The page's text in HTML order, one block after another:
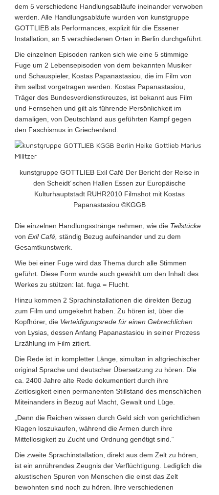
dem 5 verschiedene Handlungsabläufe ineinander verwoben
werden. Alle Handlungsabläufe wurden von kunstgruppe
GOTTLIEB als Performances, explizit für die Essener
Installation, an 5 verschiedenen Orten in Berlin durchgeführt.
Die einzelnen Episoden ranken sich wie eine 5 stimmige
Fuge um 2 Lebensepisoden von dem bekannten Musiker
und Schauspieler, Kostas Papanastasiou, die im Film von
ihm selbst vorgetragen werden. Kostas Papanastasiou,
Träger des Bundesverdienstkreuzes, ist bekannt aus Film
und Fernsehen und gilt als führende Persönlichkeit im
damaligen, von Deutschland aus geführten Kampf gegen
den Faschismus in Griechenland.
kunstgruppe GOTTLIEB Exil Café Der Bericht der Reise in
den Scheidt´schen Hallen Essen zur Europäische
Kulturhauptstadt RUHR2010 Filmshot mit Kostas
Papanastasiou ©KGGB
Die einzelnen Handlungsstränge nehmen, wie die Teilstücke
von Exil Café, ständig Bezug aufeinander und zu dem
Gesamtkunstwerk.
Wie bei einer Fuge wird das Thema durch alle Stimmen
geführt. Diese Form wurde auch gewählt um den Inhalt des
Werkes zu stützen: lat. fuga = Flucht.
Hinzu kommen 2 Sprachinstallationen die direkten Bezug
zum Film und umgekehrt haben. Zu hören ist, über die
Kopfhörer, die Verteidigungsrede für einen Gebrechlichen
von Lysias, dessen Anfang Papanastasiou in seiner Prozess
Erzählung im Film zitiert.
Die Rede ist in kompletter Länge, simultan in altgriechischer
original Sprache und deutscher Übersetzung zu hören. Die
ca. 2400 Jahre alte Rede dokumentiert durch ihre
Zeitlosigkeit einen permanenten Stillstand des menschlichen
Miteinanders in Bezug auf Macht, Gewalt und Lüge.
„Denn die Reichen wissen durch Geld sich von gerichtlichen
Klagen loszukaufen, während die Armen durch ihre
Mittellosigkeit zu Zucht und Ordnung genötigt sind.“
Die zweite Sprachinstallation, direkt aus dem Zelt zu hören,
ist ein anrührendes Zeugnis der Verflüchtigung. Lediglich die
akustischen Spuren von Menschen die einst das Zelt
bewohnten sind noch zu hören. Ihre verschiedenen